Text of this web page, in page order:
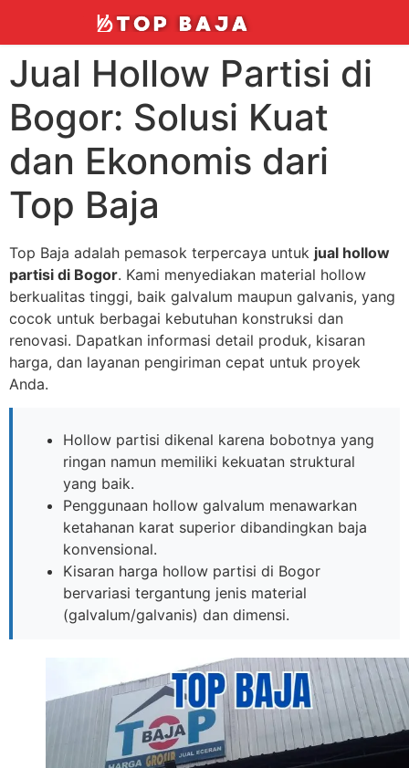
Jual Hollow Partisi di
Bogor: Solusi Kuat
dan Ekonomis dari
Top Baja
Top Baja adalah pemasok terpercaya untuk jual hollow
partisi di Bogor. Kami menyediakan material hollow
berkualitas tinggi, baik galvalum maupun galvanis, yang
cocok untuk berbagai kebutuhan konstruksi dan
renovasi. Dapatkan informasi detail produk, kisaran
harga, dan layanan pengiriman cepat untuk proyek
Anda.
Hollow partisi dikenal karena bobotnya yang
ringan namun memiliki kekuatan struktural
yang baik.
Penggunaan hollow galvalum menawarkan
ketahanan karat superior dibandingkan baja
konvensional.
Kisaran harga hollow partisi di Bogor
bervariasi tergantung jenis material
(galvalum/galvanis) dan dimensi.